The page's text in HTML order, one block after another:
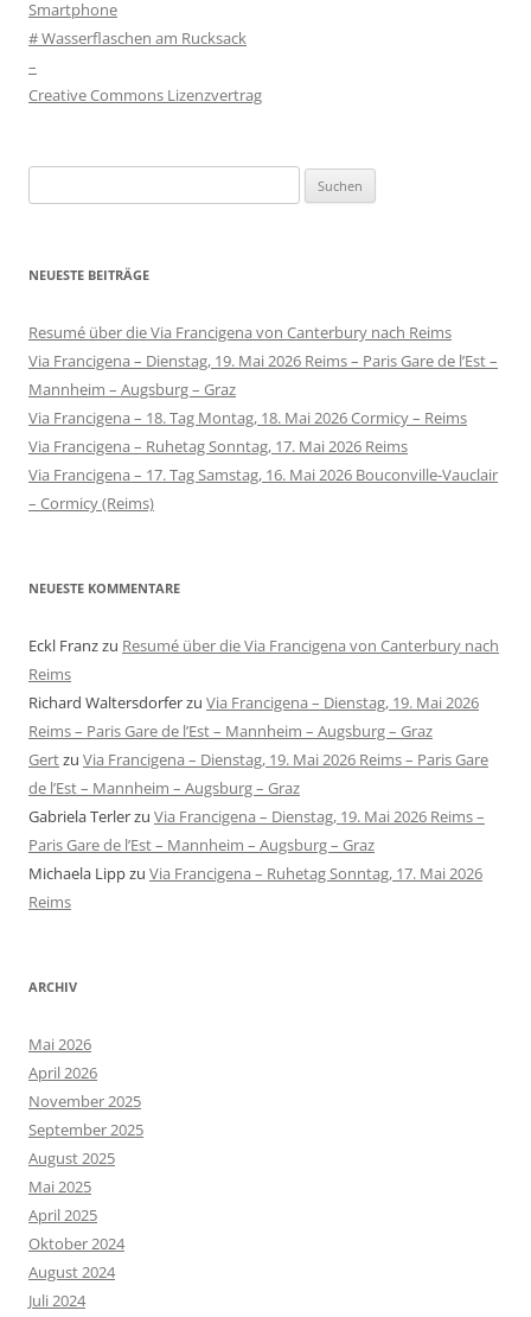
Smartphone
# Wasserflaschen am Rucksack
–
Creative Commons Lizenzvertrag
nach:
NEUESTE BEITRÄGE
Resumé über die Via Francigena von Canterbury nach Reims
Via Francigena – Dienstag, 19. Mai 2026 Reims – Paris Gare de l’Est –
Mannheim – Augsburg – Graz
Via Francigena – 18. Tag Montag, 18. Mai 2026 Cormicy – Reims
Via Francigena – Ruhetag Sonntag, 17. Mai 2026 Reims
Via Francigena – 17. Tag Samstag, 16. Mai 2026 Bouconville-Vauclair
– Cormicy (Reims)
NEUESTE KOMMENTARE
Eckl Franzzu Resumé über die Via Francigena von Canterbury nach
Reims
Richard Waltersdorferzu Via Francigena – Dienstag, 19. Mai 2026
Reims – Paris Gare de l’Est – Mannheim – Augsburg – Graz
Gertzu Via Francigena – Dienstag, 19. Mai 2026 Reims – Paris Gare
de l’Est – Mannheim – Augsburg – Graz
Gabriela Terlerzu Via Francigena – Dienstag, 19. Mai 2026 Reims –
Paris Gare de l’Est – Mannheim – Augsburg – Graz
Michaela Lippzu Via Francigena – Ruhetag Sonntag, 17. Mai 2026
Reims
ARCHIV
Mai 2026
April 2026
November 2025
September 2025
August 2025
Mai 2025
April 2025
Oktober 2024
August 2024
Juli 2024